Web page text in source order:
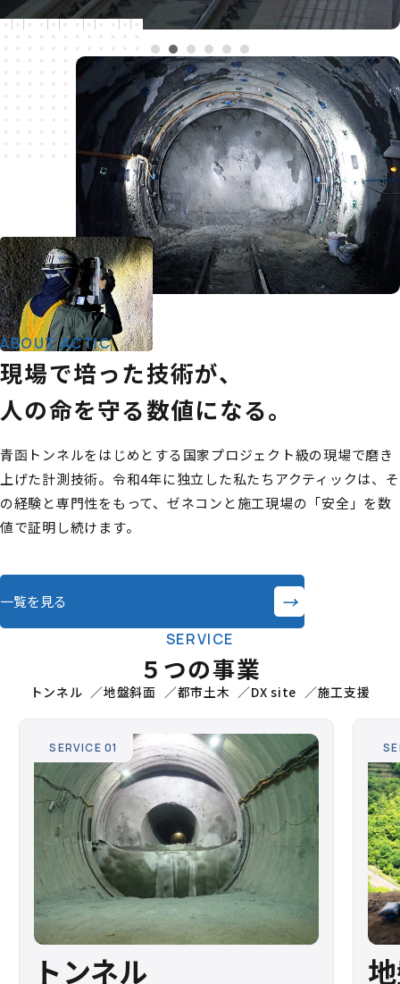
ABOUT ACTIC
現場で培った技術が、
人の命を守る数値になる。
青函トンネルをはじめとする国家プロジェクト級の現場で磨き
上げた計測技術。令和4年に独立した私たちアクティックは、そ
の経験と専門性をもって、ゼネコンと施工現場の「安全」を数
値で証明し続けます。
一覧を見る →
SERVICE
５つの事業
トンネル 地盤斜面 都市土木 DX site 施工支援
SERVICE 01
トンネル